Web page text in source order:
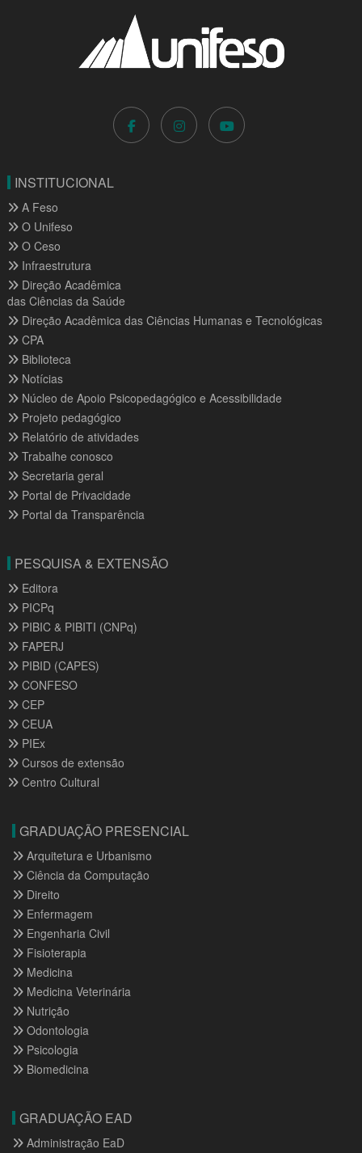
INSTITUCIONAL
A Feso
O Unifeso
O Ceso
Infraestrutura
Direção Acadêmica
das Ciências da Saúde
Direção Acadêmica das Ciências Humanas e Tecnológicas
CPA
Biblioteca
Notícias
Núcleo de Apoio Psicopedagógico e Acessibilidade
Projeto pedagógico
Relatório de atividades
Trabalhe conosco
Secretaria geral
Portal de Privacidade
Portal da Transparência
PESQUISA & EXTENSÃO
Editora
PICPq
PIBIC & PIBITI (CNPq)
FAPERJ
PIBID (CAPES)
CONFESO
CEP
CEUA
PIEx
Cursos de extensão
Centro Cultural
GRADUAÇÃO PRESENCIAL
Arquitetura e Urbanismo
Ciência da Computação
Direito
Enfermagem
Engenharia Civil
Fisioterapia
Medicina
Medicina Veterinária
Nutrição
Odontologia
Psicologia
Biomedicina
GRADUAÇÃO EAD
Administração EaD